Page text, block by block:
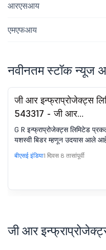
आरएसआय
एमएफआय
नवीनतम स्टॉक न्यूज
जी आर इन्फ्राप्रोजेक्ट्स
543317 - जी आर
इन्फ्राप्रोजेक्ट्स लिमिटेड
प्रकल्पासाठी यशस्वी बिडर
उदयास आले आहे.
G R इन्फ्राप्रोजेक्ट्स लिमिटेड
यशस्वी बिडर म्हणून उदयास आले
बीएसई इंडिया1 दिवस 8 तासांपूर्वी
जी आर